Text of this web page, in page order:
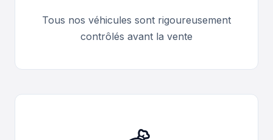
Tous nos véhicules sont rigoureusement
contrôlés avant la vente